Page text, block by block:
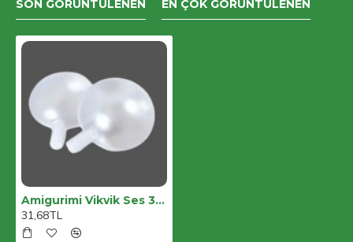
SON GÖRÜNTÜLENEN EN ÇOK GÖRÜNTÜLENEN
Amigurimi Vikvik Ses 3,5 Cm 5li
31,68TL